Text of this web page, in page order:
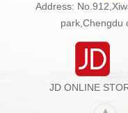
Address:
park,Chengdu
JD ONLINE